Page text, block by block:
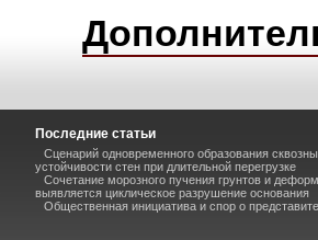
Последние статьи
Сценарий одновременного образования
устойчивости стен при длительной перегрузке
Сочетание морозного пучения грунтов и
выявляется циклическое разрушение основания
Общественная инициатива и спор о